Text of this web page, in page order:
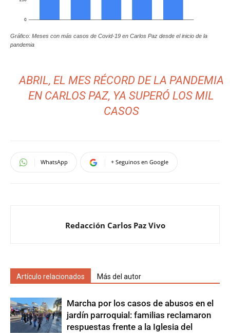
Gráfico: Meses con más casos de Covid-19 en Carlos Paz desde el inicio de la
pandemia
ABRIL, EL MES RÉCORD DE LA PANDEMIA
EN CARLOS PAZ, YA SUPERÓ LOS MIL
CASOS
WhatsApp + Seguinos en Google
Redacción Carlos Paz Vivo
Artículo relacionados Más del autor
Marcha por los casos de abusos en el
jardín parroquial: familias reclamaron
respuestas frente a la Iglesia del